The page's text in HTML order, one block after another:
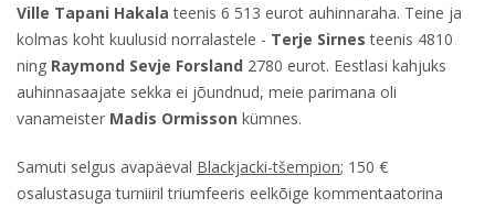
Ville Tapani Hakala teenis 6 513 eurot auhinnaraha. Teine ja
kolmas koht kuulusid norralastele - Terje Sirnes teenis 4810
ning Raymond Sevje Forsland 2780 eurot. Eestlasi kahjuks
auhinnasaajate sekka ei jõundnud, meie parimana oli
vanameister Madis Ormisson kümnes.
Samuti selgus avapäeval Blackjacki-tšempion; 150 €
osalustasuga turniiril triumfeeris eelkõige kommentaatorina